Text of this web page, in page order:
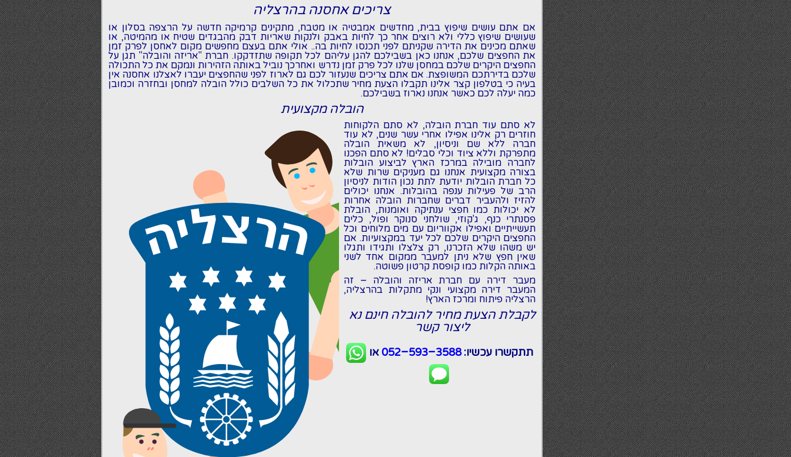
צריכים אחסנה בהרצליה
אם אתם עושים שיפוץ בבית, מחדשים אמבטיה או מטבח, מתקינים קרמיקה חדשה על הרצפה בסלון או
שעושים שיפוץ כללי ולא רוצים אחר כך לחיות באבק ולנקות שאריות דבק מהבגדים שטיח או מהמיטה, או
שאתם מכינים את הדירה שקניתם לפני תכנסו לחיות בה.. אולי אתם בעצם מחפשים מקום לאחסן לפרק זמן
את החפצים שלכם, אנחנו כאן בשבילכם להגן עליהם לכל תקופה שתזדקקו. חברת "אריזה והובלה" תגן על
החפצים היקרים שלכם במחסן שלנו לכל פרק זמן נדרש ואחרכך נוביל באותה הזהירות ונמקם את כל התכולה
שלכם בדירתכם המשופצת. אם אתם צריכים שנעזור לכם גם לארוז לפני שהחפצים יעברו לאצלנו אחסנה אין
בעיה כי בטלפון קצר אלינו תקבלו הצעת מחיר שתכלול את כל השלבים כולל הובלה למחסן ובחזרה וכמובן
כמה יעלה לכם כאשר אנחנו נארוז בשבילכם.
הובלה מקצועית
לא סתם עוד חברת הובלה, לא סתם הלקוחות
חוזרים רק אלינו אפילו אחרי עשר שנים, לא עוד
חברה ללא שם וניסיון, לא משאית הובלה
מתפרקת וללא ציוד וכלי סבלים! לא סתם הפכנו
לחברה מובילה במרכז הארץ לביצוע הובלות
בצורה מקצועית אנחנו גם מעניקים שרות שלא
כל חברת הובלות יודעת לתת נכון הודות לניסיון
הרב של פעילות ענפה בהובלות. אנחנו יכולים
להזיז ולהעביר דברים שחברות הובלה אחרות
לא יכולות כמו חפצי ענתיקה ואומנות, הובלת
פסנתרי כנף, ג'קוזי, שולחני סנוקר ופול, כלים
תעשייתיים ואפילו אקווריום עם מים מלוחים וכל
החפצים היקרים שלכם לכל יעד במקצועיות. אם
יש משהו שלא הזכרנו, רק צלצלו ותגידו ותגלו
שאין חפץ שלא ניתן למעבר ממקום אחד לשני
באותה הקלות כמו קופסת קרטון פשוטה.
מעבר דירה עם חברת אריזה והובלה - זה
המעבר דירה מקצועי ונקי מתקלות בהרצליה,
הרצליה פיתוח ומרכז הארץ!
לקבלת הצעת מחיר להובלה חינם נא
ליצור קשר
תתקשרו עכשיו:052-593-3588 או